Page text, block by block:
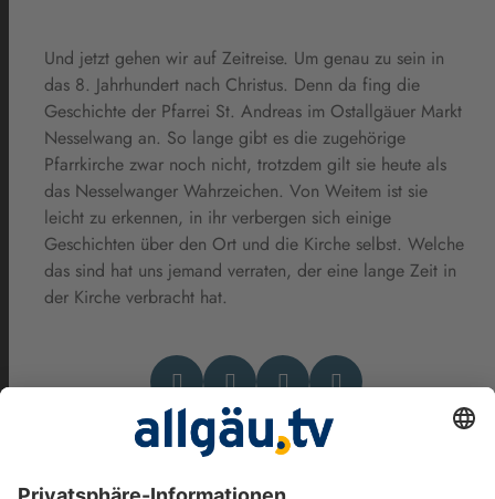
Und jetzt gehen wir auf Zeitreise. Um genau zu sein in
das 8. Jahrhundert nach Christus. Denn da fing die
Geschichte der Pfarrei St. Andreas im Ostallgäuer Markt
Nesselwang an. So lange gibt es die zugehörige
Pfarrkirche zwar noch nicht, trotzdem gilt sie heute als
das Nesselwanger Wahrzeichen. Von Weitem ist sie
leicht zu erkennen, in ihr verbergen sich einige
Geschichten über den Ort und die Kirche selbst. Welche
das sind hat uns jemand verraten, der eine lange Zeit in
der Kirche verbracht hat.